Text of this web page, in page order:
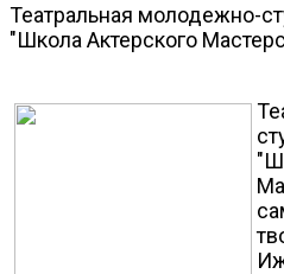
Театральная молодежно-
"Школа Актерского